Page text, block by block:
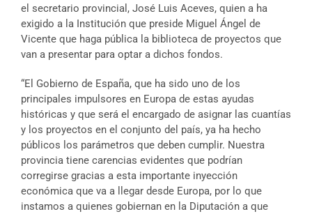
el secretario provincial, José Luis Aceves, quien a ha
exigido a la Institución que preside Miguel Ángel de
Vicente que haga pública la biblioteca de proyectos que
van a presentar para optar a dichos fondos.
“El Gobierno de España, que ha sido uno de los
principales impulsores en Europa de estas ayudas
históricas y que será el encargado de asignar las cuantías
y los proyectos en el conjunto del país, ya ha hecho
públicos los parámetros que deben cumplir. Nuestra
provincia tiene carencias evidentes que podrían
corregirse gracias a esta importante inyección
económica que va a llegar desde Europa, por lo que
instamos a quienes gobiernan en la Diputación a que